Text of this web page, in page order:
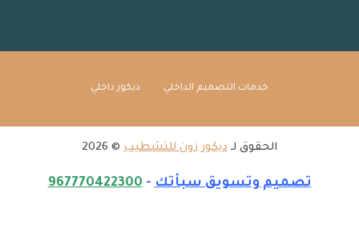
خدمات التصميم الداخلي ديكور داخلي
الحقوق لـ ديكور زون للتشطيب © 2026
تصميم وتسويق سبأتك-
967770422300